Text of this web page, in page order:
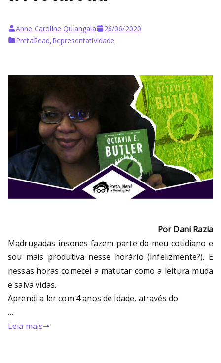
Anne Caroline Quiangala
26/06/2020
PretaRead,Representatividade
Por Dani Razia
Madrugadas insones fazem parte do meu cotidiano e
sou mais produtiva nesse horário (infelizmente?). E
nessas horas comecei a matutar como a leitura muda
e salva vidas.
Aprendi a ler com 4 anos de idade, através do
…
Leia mais